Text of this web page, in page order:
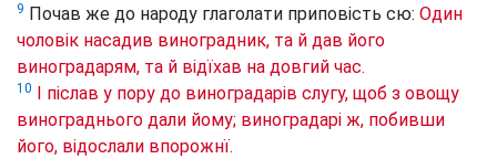
9 Почав же до народу глаголати приповість сю: Один
чоловік насадив виноградник, та й дав його
виноградарям, та й відїхав на довгий час.
10
І післав у пору до виноградарів слугу, щоб з овощу
винограднього дали йому; виноградарі ж, побивши
його, відослали впорожнї.